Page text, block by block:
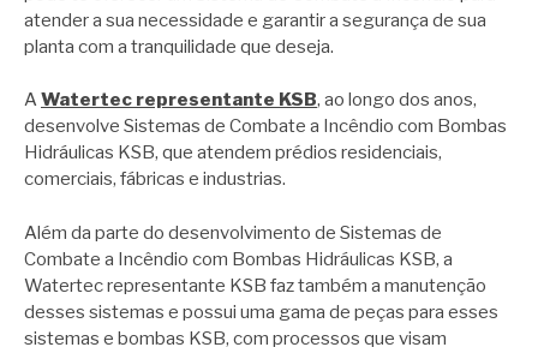
atender a sua necessidade e garantir a segurança de sua
planta com a tranquilidade que deseja.
AWatertec representante KSB, ao longo dos anos,
desenvolve Sistemas de Combate a Incêndio com Bombas
Hidráulicas KSB, que atendem prédios residenciais,
comerciais, fábricas e industrias.
Além da parte do desenvolvimento de Sistemas de
Combate a Incêndio com Bombas Hidráulicas KSB, a
Watertec representante KSB faz também a manutenção
desses sistemas e possui uma gama de peças para esses
sistemas e bombas KSB, com processos que visam